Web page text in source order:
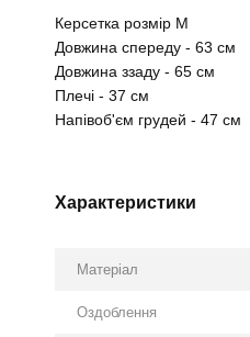
Керсетка розмір М
Довжина спереду - 63 см
Довжина ззаду - 65 см
Плечі - 37 см
Напівоб'єм грудей - 47 см
Характеристики
Матеріал
Оздоблення